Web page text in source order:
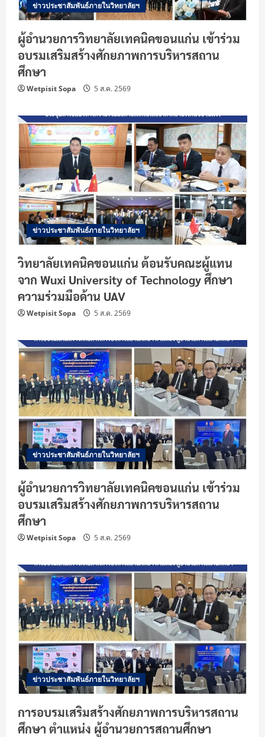
ข่าวประชาสัมพันธ์ภายในวิทยาลัยฯ
ผู้อำนวยการวิทยาลัยเทคนิคขอนแก่น เข้าร่วม
อบรมเสริมสร้างศักยภาพการบริหารสถาน
ศึกษา
Wetpisit Sopa 5 ส.ค. 2569
ข่าวประชาสัมพันธ์ภายในวิทยาลัยฯ
วิทยาลัยเทคนิคขอนแก่น ต้อนรับคณะผู้แทน
จาก Wuxi University of Technology ศึกษา
ความร่วมมือด้าน UAV
Wetpisit Sopa 5 ส.ค. 2569
ข่าวประชาสัมพันธ์ภายในวิทยาลัยฯ
ผู้อำนวยการวิทยาลัยเทคนิคขอนแก่น เข้าร่วม
อบรมเสริมสร้างศักยภาพการบริหารสถาน
ศึกษา
Wetpisit Sopa 5 ส.ค. 2569
ข่าวประชาสัมพันธ์ภายในวิทยาลัยฯ
การอบรมเสริมสร้างศักยภาพการบริหารสถาน
ศึกษา ตำแหน่ง ผู้อำนวยการสถานศึกษา